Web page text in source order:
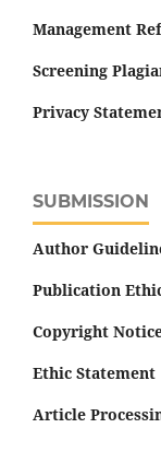
Management
Screening
Privacy
SUBMISSION
Author
Publication
Copyright
Ethic Statement
Article